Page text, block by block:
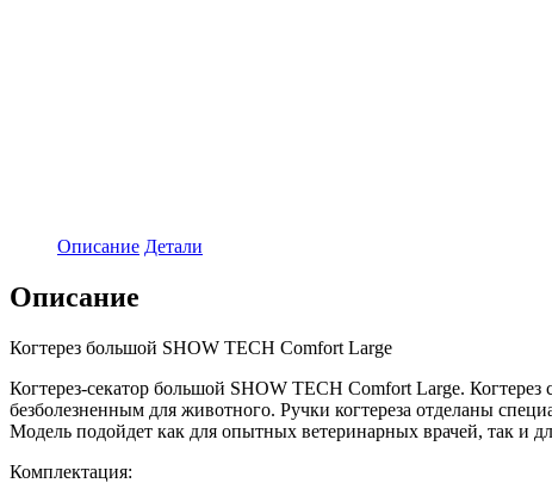
Описание Детали
Описание
Когтерез большой SHOW TECH Comfort Large
Когтерез-секатор большой SHOW TECH Comfort Large. Когтерез
безболезненным для животного. Ручки когтереза отделаны
Модель подойдет как для опытных ветеринарных врачей, так и
Комплектация: